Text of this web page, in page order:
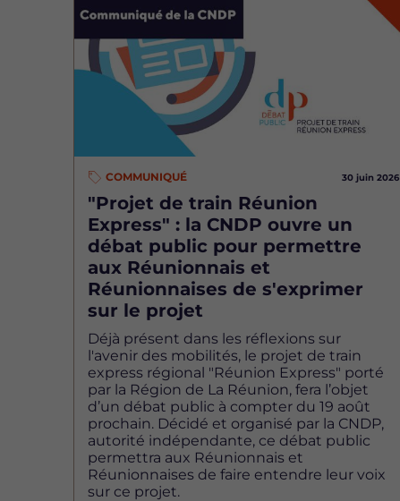
COMMUNIQUÉ 30 juin 2026
"Projet de train Réunion
Express" : la CNDP ouvre un
débat public pour permettre
aux Réunionnais et
Réunionnaises de s'exprimer
sur le projet
Déjà présent dans les réflexions sur
l'avenir des mobilités, le projet de train
express régional "Réunion Express" porté
par la Région de La Réunion, fera l’objet
d’un débat public à compter du 19 août
prochain. Décidé et organisé par la CNDP,
autorité indépendante, ce débat public
permettra aux Réunionnais et
Réunionnaises de faire entendre leur voix
sur ce projet.